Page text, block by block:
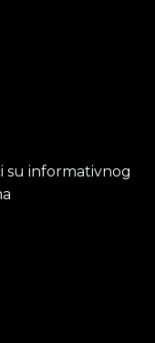
su informativnog